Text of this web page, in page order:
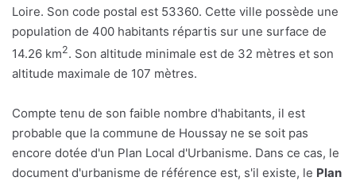
Loire. Son code postal est 53360. Cette ville possède une
population de 400 habitants répartis sur une surface de
14.26 km2. Son altitude minimale est de 32 mètres et son
altitude maximale de 107 mètres.
Compte tenu de son faible nombre d'habitants, il est
probable que la commune de Houssay ne se soit pas
encore dotée d'un Plan Local d'Urbanisme. Dans ce cas, le
document d'urbanisme de référence est, s'il existe, le Plan